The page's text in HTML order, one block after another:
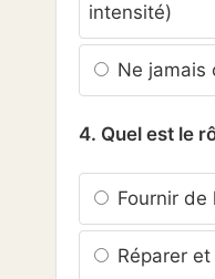
intensité)
Ne jamais
4. Quel est le
Fournir de
Réparer